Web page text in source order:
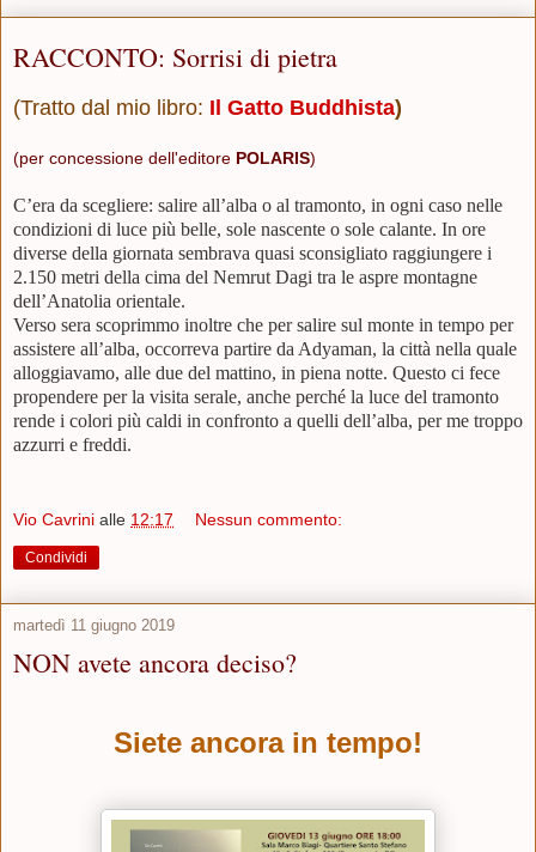
RACCONTO: Sorrisi di pietra
(Tratto dal mio libro: Il Gatto Buddhista)
(per concessione dell'editore POLARIS)
C’era da scegliere: salire all’alba o al tramonto, in ogni caso nelle
condizioni di luce più belle, sole nascente o sole calante. In ore
diverse della giornata sembrava quasi sconsigliato raggiungere i
2.150 metri della cima del Nemrut Dagi tra le aspre montagne
dell’Anatolia orientale.
Verso sera scoprimmo inoltre che per salire sul monte in tempo per
assistere all’alba, occorreva partire da Adyaman, la città nella quale
alloggiavamo, alle due del mattino, in piena notte. Questo ci fece
propendere per la visita serale, anche perché la luce del tramonto
rende i colori più caldi in confronto a quelli dell’alba, per me troppo
azzurri e freddi.
Vio Cavrini alle 12:17 Nessun commento:
Condividi
martedì 11 giugno 2019
NON avete ancora deciso?
Siete ancora in tempo!